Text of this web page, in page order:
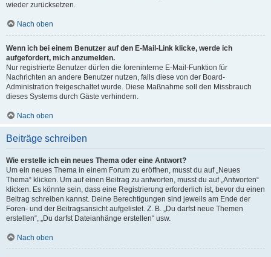
wieder zurücksetzen.
Nach oben
Wenn ich bei einem Benutzer auf den E-Mail-Link klicke, werde ich
aufgefordert, mich anzumelden.
Nur registrierte Benutzer dürfen die foreninterne E-Mail-Funktion für
Nachrichten an andere Benutzer nutzen, falls diese von der Board-
Administration freigeschaltet wurde. Diese Maßnahme soll den Missbrauch
dieses Systems durch Gäste verhindern.
Nach oben
Beiträge schreiben
Wie erstelle ich ein neues Thema oder eine Antwort?
Um ein neues Thema in einem Forum zu eröffnen, musst du auf „Neues
Thema“ klicken. Um auf einen Beitrag zu antworten, musst du auf „Antworten“
klicken. Es könnte sein, dass eine Registrierung erforderlich ist, bevor du einen
Beitrag schreiben kannst. Deine Berechtigungen sind jeweils am Ende der
Foren- und der Beitragsansicht aufgelistet. Z. B. „Du darfst neue Themen
erstellen“, „Du darfst Dateianhänge erstellen“ usw.
Nach oben